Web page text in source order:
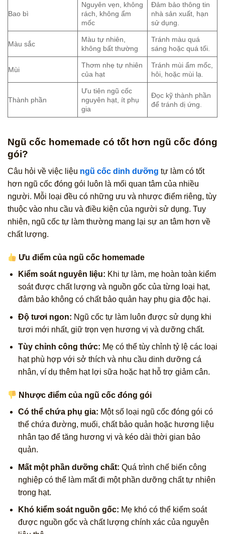
Bao bì
Nguyên vẹn, không
rách, không ẩm
mốc
Đảm bảo thông tin
nhà sản xuất, hạn
sử dụng.
Màu sắc
Màu tự nhiên,
không bất thường
Tránh màu quá
sáng hoặc quá tối.
Mùi
Thơm nhẹ tự nhiên
của hạt
Tránh mùi ẩm mốc,
hôi, hoặc mùi lạ.
Thành phần
Ưu tiên ngũ cốc
nguyên hạt, ít phụ
gia
Đọc kỹ thành phần
để tránh dị ứng.
Ngũ cốc homemade có tốt hơn ngũ cốc đóng
gói?
Câu hỏi về việc liệu ngũ cốc dinh dưỡng tự làm có tốt
hơn ngũ cốc đóng gói luôn là mối quan tâm của nhiều
người. Mỗi loại đều có những ưu và nhược điểm riêng, tùy
thuộc vào nhu cầu và điều kiện của người sử dụng. Tuy
nhiên, ngũ cốc tự làm thường mang lại sự an tâm hơn về
chất lượng.
Ưu điểm của ngũ cốc homemade
Kiểm soát nguyên liệu: Khi tự làm, mẹ hoàn toàn kiểm
soát được chất lượng và nguồn gốc của từng loại hạt,
đảm bảo không có chất bảo quản hay phụ gia độc hại.
Độ tươi ngon: Ngũ cốc tự làm luôn được sử dụng khi
tươi mới nhất, giữ trọn vẹn hương vị và dưỡng chất.
Tùy chỉnh công thức: Mẹ có thể tùy chỉnh tỷ lệ các loại
hạt phù hợp với sở thích và nhu cầu dinh dưỡng cá
nhân, ví dụ thêm hạt lợi sữa hoặc hạt hỗ trợ giảm cân.
Nhược điểm của ngũ cốc đóng gói
Có thể chứa phụ gia: Một số loại ngũ cốc đóng gói có
thể chứa đường, muối, chất bảo quản hoặc hương liệu
nhân tạo để tăng hương vị và kéo dài thời gian bảo
quản.
Mất một phần dưỡng chất: Quá trình chế biến công
nghiệp có thể làm mất đi một phần dưỡng chất tự nhiên
trong hạt.
Khó kiểm soát nguồn gốc: Mẹ khó có thể kiểm soát
được nguồn gốc và chất lượng chính xác của nguyên